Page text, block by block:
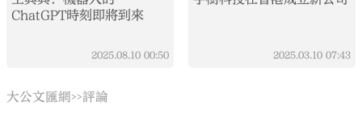
ChatGPT時刻即將到來
2025.08.10 00:50 2025.03.10 07:43
大公文匯網>>評論